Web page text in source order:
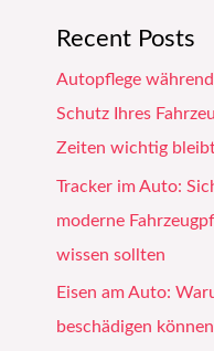
Recent Posts
Autopflege
Schutz Ihres
Zeiten wichtig
Tracker im Auto:
moderne
wissen sollten
Eisen am Auto:
beschädigen